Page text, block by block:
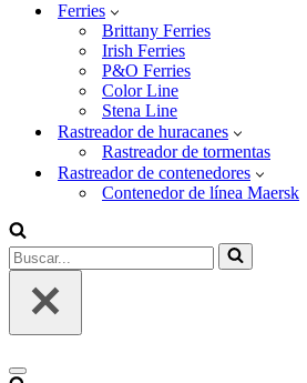
Ferries
Brittany Ferries
Irish Ferries
P&O Ferries
Color Line
Stena Line
Rastreador de huracanes
Rastreador de tormentas
Rastreador de contenedores
Contenedor de línea Maersk
Buscar...
Menú